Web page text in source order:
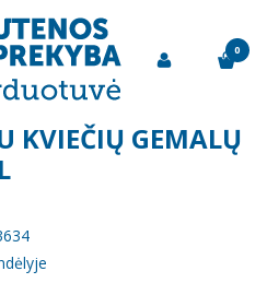
0
higienos reikmenys
kviečių gemalų aliejumi, 200ml
KVIEČIŲ GEMALŲ